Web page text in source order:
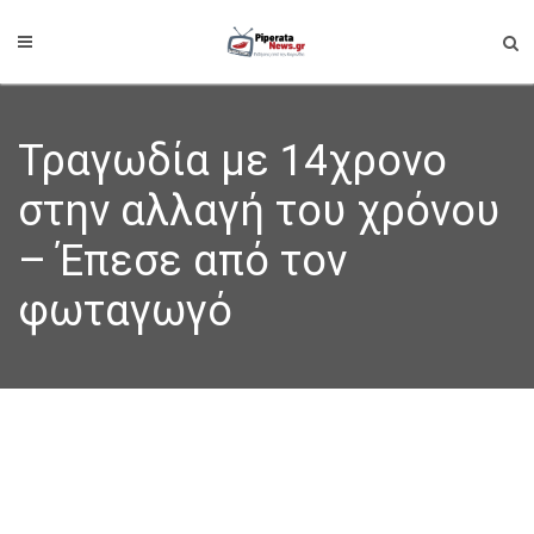
Τραγωδία με 14χρονο
στην αλλαγή του χρόνου
– Έπεσε από τον
φωταγωγό